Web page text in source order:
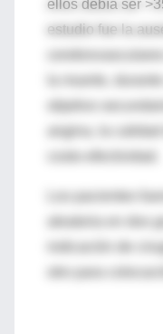
ellos debía ser
estudio fue la
la muerte,
angina, la
aleatoria en dos
indicación de